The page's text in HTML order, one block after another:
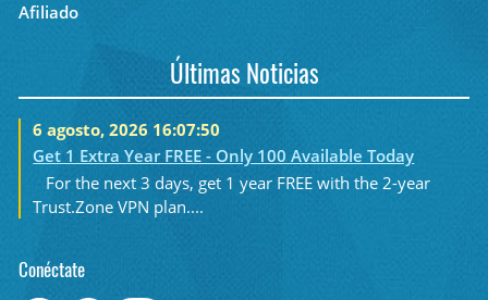
Afiliado
Últimas Noticias
6 agosto, 2026 16:07:50
Get 1 Extra Year FREE - Only 100 Available Today
For the next 3 days, get 1 year FREE with the 2-year
Trust.Zone VPN plan....
Conéctate